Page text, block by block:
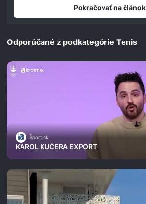
Pokračovať na článok
Odporúčané z podkategórie Tenis
Šport.sk
KAROL KUČERA EXPORT